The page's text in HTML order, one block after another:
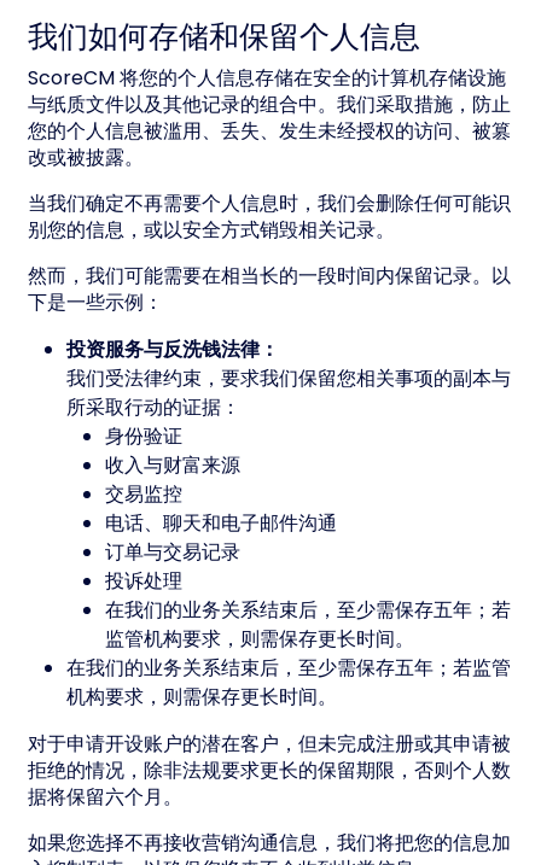
我们如何存储和保留个人信息
ScoreCM 将您的个人信息存储在安全的计算机存储设施
与纸质文件以及其他记录的组合中。我们采取措施，防止
您的个人信息被滥用、丢失、发生未经授权的访问、被篡
改或被披露。
当我们确定不再需要个人信息时，我们会删除任何可能识
别您的信息，或以安全方式销毁相关记录。
然而，我们可能需要在相当长的一段时间内保留记录。以
下是一些示例：
投资服务与反洗钱法律：
我们受法律约束，要求我们保留您相关事项的副本与
所采取行动的证据：
身份验证
收入与财富来源
交易监控
电话、聊天和电子邮件沟通
订单与交易记录
投诉处理
在我们的业务关系结束后，至少需保存五年；若
监管机构要求，则需保存更长时间。
在我们的业务关系结束后，至少需保存五年；若监管
机构要求，则需保存更长时间。
对于申请开设账户的潜在客户，但未完成注册或其申请被
拒绝的情况，除非法规要求更长的保留期限，否则个人数
据将保留六个月。
如果您选择不再接收营销沟通信息，我们将把您的信息加